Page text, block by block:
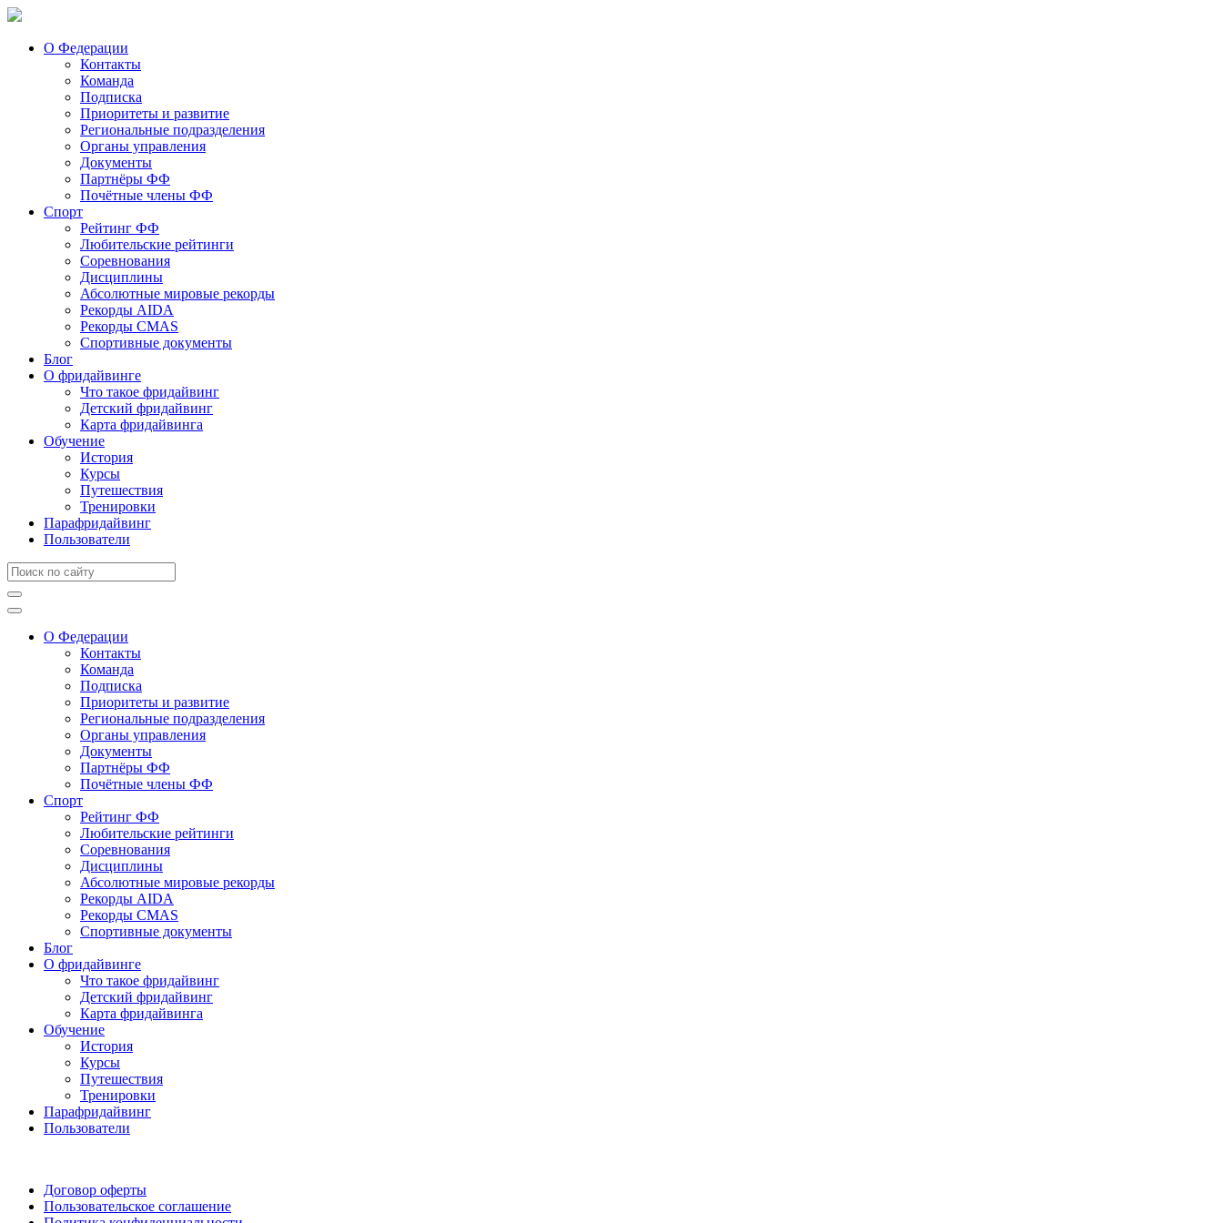
О Федерации
Контакты
Команда
Подписка
Приоритеты и развитие
Региональные подразделения
Органы управления
Документы
Партнёры ФФ
Почётные члены ФФ
Спорт
Рейтинг ФФ
Любительские рейтинги
Соревнования
Дисциплины
Абсолютные мировые рекорды
Рекорды AIDA
Рекорды CMAS
Спортивные документы
Блог
О фридайвинге
Что такое фридайвинг
Детский фридайвинг
Карта фридайвинга
Обучение
История
Курсы
Путешествия
Тренировки
Парафридайвинг
Пользователи
О Федерации
Контакты
Команда
Подписка
Приоритеты и развитие
Региональные подразделения
Органы управления
Документы
Партнёры ФФ
Почётные члены ФФ
Спорт
Рейтинг ФФ
Любительские рейтинги
Соревнования
Дисциплины
Абсолютные мировые рекорды
Рекорды AIDA
Рекорды CMAS
Спортивные документы
Блог
О фридайвинге
Что такое фридайвинг
Детский фридайвинг
Карта фридайвинга
Обучение
История
Курсы
Путешествия
Тренировки
Парафридайвинг
Пользователи
Договор оферты
Пользовательское соглашение